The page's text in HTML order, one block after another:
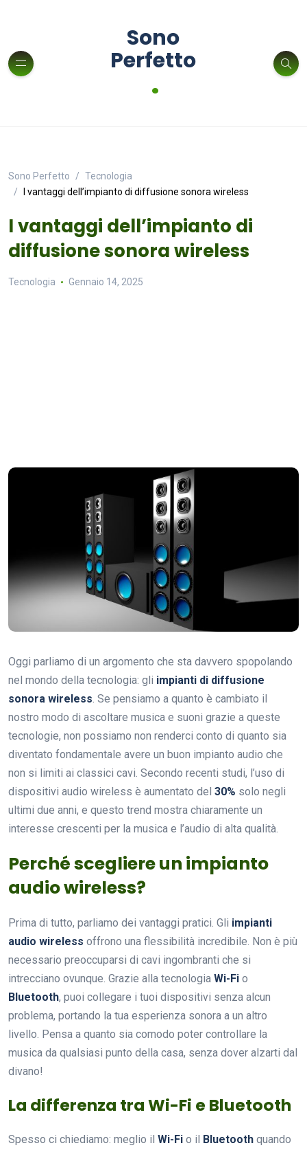
Sono
Perfetto
.
Sono Perfetto
Tecnologia
I vantaggi dell’impianto di diffusione sonora wireless
I vantaggi dell’impianto di
diffusione sonora wireless
Tecnologia Gennaio 14, 2025
Oggi parliamo di un argomento che sta davvero spopolando
nel mondo della tecnologia: gli impianti di diffusione
sonora wireless. Se pensiamo a quanto è cambiato il
nostro modo di ascoltare musica e suoni grazie a queste
tecnologie, non possiamo non renderci conto di quanto sia
diventato fondamentale avere un buon impianto audio che
non si limiti ai classici cavi. Secondo recenti studi, l’uso di
dispositivi audio wireless è aumentato del 30% solo negli
ultimi due anni, e questo trend mostra chiaramente un
interesse crescenti per la musica e l’audio di alta qualità.
Perché scegliere un impianto
audio wireless?
Prima di tutto, parliamo dei vantaggi pratici. Gli impianti
audio wireless offrono una flessibilità incredibile. Non è più
necessario preoccuparsi di cavi ingombranti che si
intrecciano ovunque. Grazie alla tecnologia Wi-Fi o
Bluetooth, puoi collegare i tuoi dispositivi senza alcun
problema, portando la tua esperienza sonora a un altro
livello. Pensa a quanto sia comodo poter controllare la
musica da qualsiasi punto della casa, senza dover alzarti dal
divano!
La differenza tra Wi-Fi e Bluetooth
Spesso ci chiediamo: meglio il Wi-Fi o il Bluetooth quando